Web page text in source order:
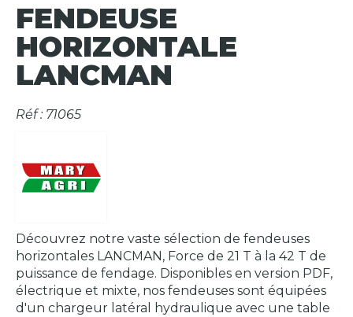
FENDEUSE
HORIZONTALE
LANCMAN
Réf : 71065
Découvrez notre vaste sélection de fendeuses
horizontales LANCMAN, Force de 21 T à la 42 T de
puissance de fendage. Disponibles en version PDF,
électrique et mixte, nos fendeuses sont équipées
d'un chargeur latéral hydraulique avec une table